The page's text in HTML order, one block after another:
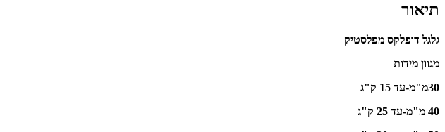
תיאור
גלגל דופלקס מפלסטיק
מגוון מידות
30מ"מ-עד 15 ק"ג
40 מ"מ-עד 25 ק"ג